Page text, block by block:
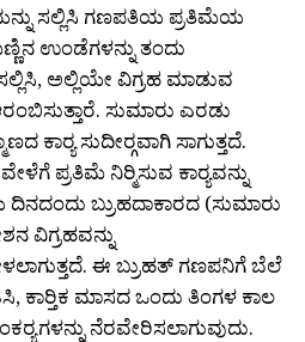
ಸಲ್ಲಿಸಿ ಗಣಪತಿಯ ಪ್ರತಿಮೆಯ
ಉಂಡೆ‌ಗಳನ್ನು ತಂದು
ಅಲ್ಲಿಯೇ ವಿಗ್ರಹ ಮಾಡುವ
ಸುಮಾರು ಎರಡು
ಕಾರ‍್ಯ ಸುದೀರ‍್ಗವಾಗಿ ಸಾಗುತ್ತದೆ.
ಪ್ರತಿಮೆ ನಿರ‍್ಮಿಸುವ ಕಾರ‍್ಯವನ್ನು
ಬ್ರುಹದಾಕಾರದ (ಸುಮಾರು
ವಿಗ್ರಹವನ್ನು
ಈ ಬ್ರುಹತ್ ಗಣಪನಿಗೆ ಬೆಲೆ
ಕಾರ‍್ತಿಕ ಮಾಸದ ಒಂದು ತಿಂಗಳ ಕಾಲ
ನೆರವೇರಿಸಲಾಗುವುದು.